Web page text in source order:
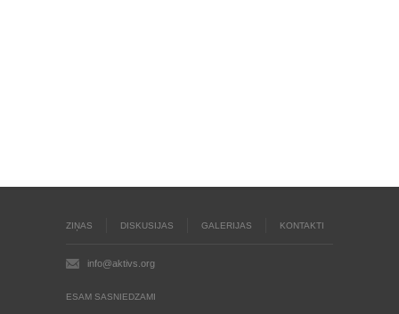
ZIŅAS DISKUSIJAS GALERIJAS KONTAKTI
info@aktivs.org
ESAM SASNIEDZAMI